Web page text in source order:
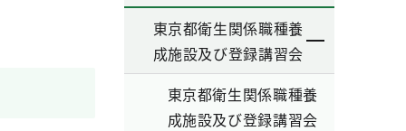
東京都衛生関係職種養
成施設及び登録講習会
東京都衛生関係職種養
成施設及び登録講習会